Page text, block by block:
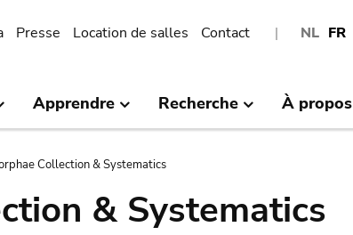
NL FR
Presse Location de salles Contact
Apprendre Recherche À propos
Collection & Systematics
& Systematics